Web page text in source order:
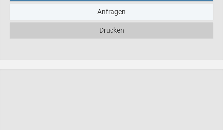
Anfragen
Drucken